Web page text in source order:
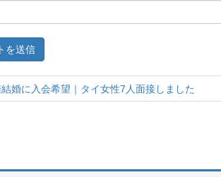
結婚に入会希望｜タイ女性7人面接しました